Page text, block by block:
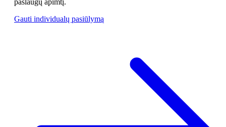
Gauti individualų pasiūlymą